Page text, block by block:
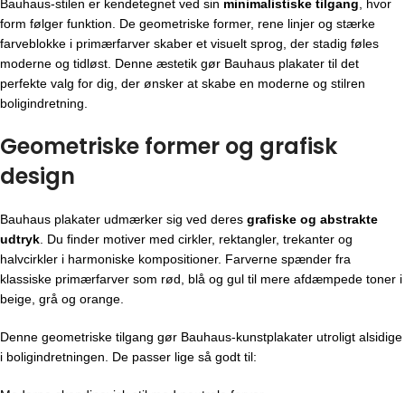
Bauhaus-stilen er kendetegnet ved sin minimalistiske tilgang , hvor
form følger funktion. De geometriske former, rene linjer og stærke
farveblokke i primærfarver skaber et visuelt sprog, der stadig føles
moderne og tidløst. Denne æstetik gør Bauhaus plakater til det
perfekte valg for dig, der ønsker at skabe en moderne og stilren
boligindretning.
Geometriske former og grafisk
design
Bauhaus plakater udmærker sig ved deres grafiske og abstrakte
udtryk . Du finder motiver med cirkler, rektangler, trekanter og
halvcirkler i harmoniske kompositioner. Farverne spænder fra
klassiske primærfarver som rød, blå og gul til mere afdæmpede toner i
beige, grå og orange.
Denne geometriske tilgang gør Bauhaus-kunstplakater utroligt alsidige
i boligindretningen. De passer lige så godt til: